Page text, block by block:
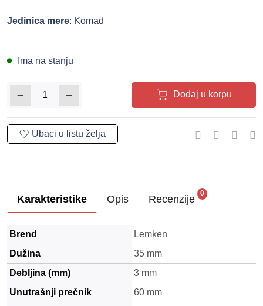
Jedinica mere: Komad
Ima na stanju
Dodaj u korpu
Karakteristike Opis Recenzije 0
Brend
Lemken
Dužina
35 mm
Debljina (mm)
3 mm
Unutrašnji prečnik
60 mm